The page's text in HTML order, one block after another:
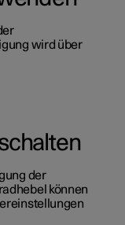
wird über
der
können